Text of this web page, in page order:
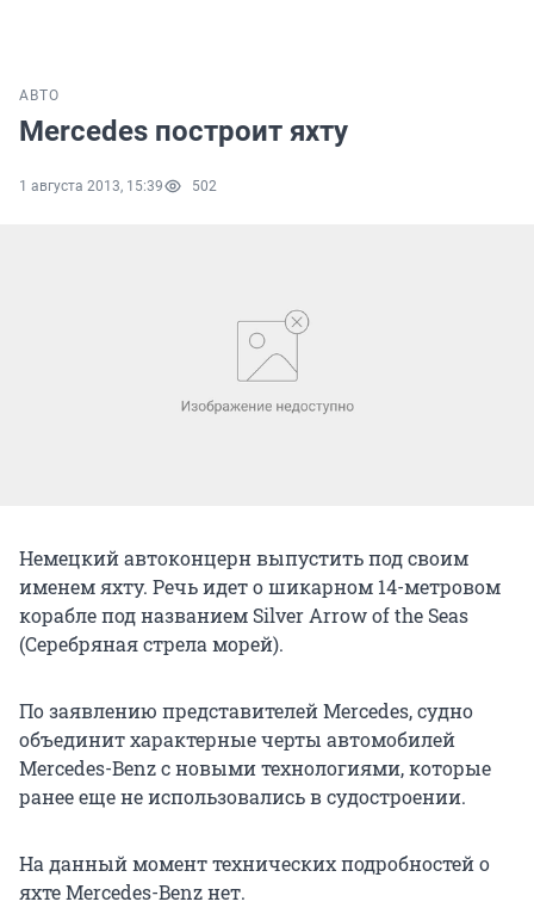
АВТО
Mercedes построит яхту
1 августа 2013, 15:39 502
Немецкий автоконцерн выпустить под своим
именем яхту. Речь идет о шикарном 14-метровом
корабле под названием Silver Arrow of the Seas
(Серебряная стрела морей).
По заявлению представителей Mercedes, судно
объединит характерные черты автомобилей
Mercedes-Benz с новыми технологиями, которые
ранее еще не использовались в судостроении.
На данный момент технических подробностей о
яхте Mercedes-Benz нет.